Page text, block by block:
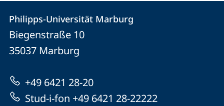
Kontakt
und
Informationen
zur
Website
Kontaktinformationen
Philipps-
Universität
Philipps-Universität Marburg
Biegenstraße 10
35037 Marburg
+49 6421 28-20
Stud-i-fon +49 6421 28-22222